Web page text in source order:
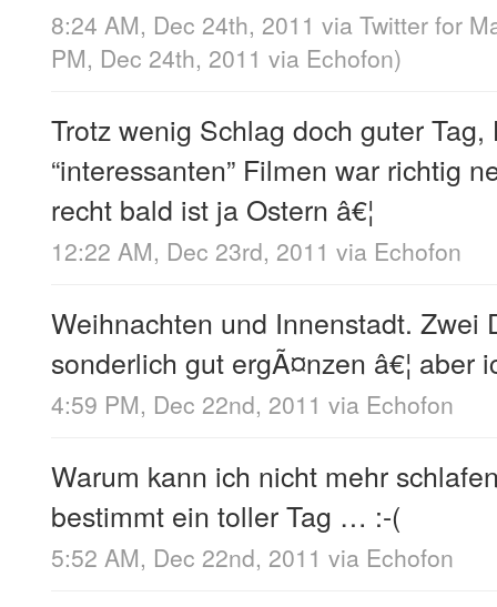
8:24 AM, Dec 24th, 2011 via Twitter for
PM, Dec 24th, 2011 via Echofon)
Trotz wenig Schlag doch guter
“interessanten” Filmen war richtig
recht bald ist ja Ostern â€¦
12:22 AM, Dec 23rd, 2011 via Echofon
Weihnachten und Innenstadt. Zwei
sonderlich gut ergÃ¤nzen â€¦
4:59 PM, Dec 22nd, 2011 via Echofon
Warum kann ich nicht mehr
bestimmt ein toller Tag … :-(
5:52 AM, Dec 22nd, 2011 via Echofon